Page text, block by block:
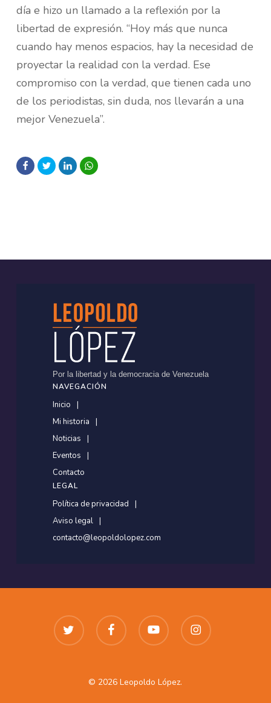
día e hizo un llamado a la reflexión por la
libertad de expresión. “Hoy más que nunca
cuando hay menos espacios, hay la necesidad de
proyectar la realidad con la verdad. Ese
compromiso con la verdad, que tienen cada uno
de los periodistas, sin duda, nos llevarán a una
mejor Venezuela”.
Por la libertad y la democracia de Venezuela
NAVEGACIÓN
Inicio
Mi historia
Noticias
Eventos
Contacto
LEGAL
Política de privacidad
Aviso legal
contacto@leopoldolopez.com
twitter facebook youtube instagram
© 2026 Leopoldo López.